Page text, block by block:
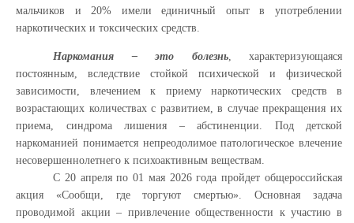
мальчиков и 20% имели единичный опыт в употреблении
наркотических и токсических средств.
Наркомания – это болезнь, характеризующаяся
постоянным, вследствие стойкой психической и физической
зависимости, влечением к приему наркотических средств в
возрастающих количествах с развитием, в случае прекращения их
приема, синдрома лишения – абстиненции. Под детской
наркоманией понимается непреодолимое патологическое влечение
несовершеннолетнего к психоактивным веществам.
С 20 апреля по 01 мая 2026 года пройдет общероссийская
акция «Сообщи, где торгуют смертью». Основная задача
проводимой акции – привлечение общественности к участию в